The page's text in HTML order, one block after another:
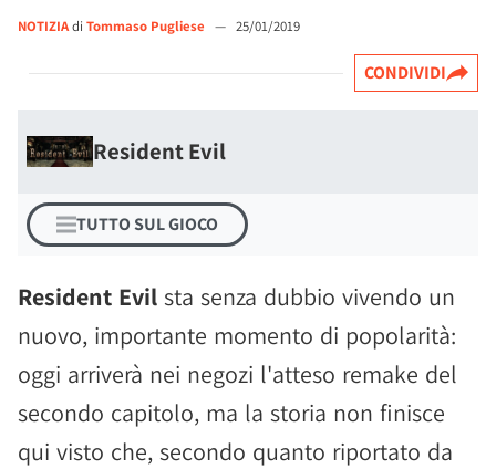
NOTIZIAdi Tommaso Pugliese — 25/01/2019
CONDIVIDI
Resident Evil
TUTTO SUL GIOCO
Resident Evil sta senza dubbio vivendo un
nuovo, importante momento di popolarità:
oggi arriverà nei negozi l'atteso remake del
secondo capitolo, ma la storia non finisce
qui visto che, secondo quanto riportato da